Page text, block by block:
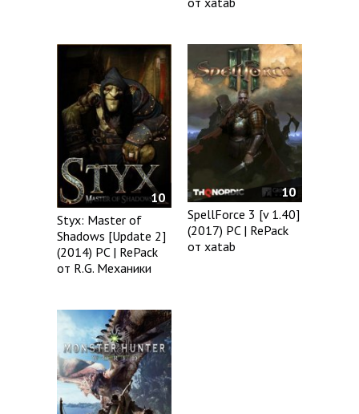
10
Styx: Master of
Shadows [Update 2]
(2014) PC | RePack
от R.G. Механики
10
SpellForce 3 [v 1.40]
(2017) PC | RePack
от xatab